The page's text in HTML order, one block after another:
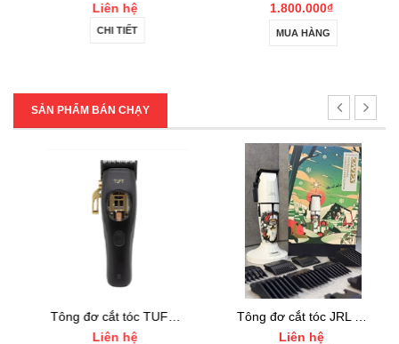
Liên hệ
CHI TIẾT
1.800.000₫
MUA HÀNG
SẢN PHẨM BÁN CHẠY
Tông đơ cắt tóc TUFT Vista-C Professional
Liên hệ
Tông đơ cắt tóc JRL 2020C-B ONYX Noel
Liên hệ